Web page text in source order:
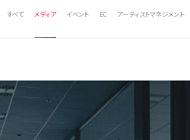
すべて メディア イベント EC アーティストマネジメント